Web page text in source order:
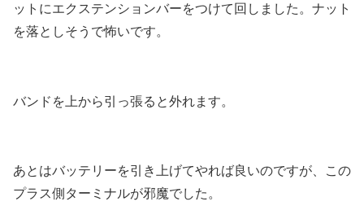
ットにエクステンションバーをつけて回しました。ナット
を落としそうで怖いです。
バンドを上から引っ張ると外れます。
あとはバッテリーを引き上げてやれば良いのですが、この
プラス側ターミナルが邪魔でした。